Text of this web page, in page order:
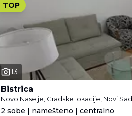
TOP
13
Bistrica
Novo Naselje, Gradske lokacije, Novi Sad
2 sobe | namešteno | centralno